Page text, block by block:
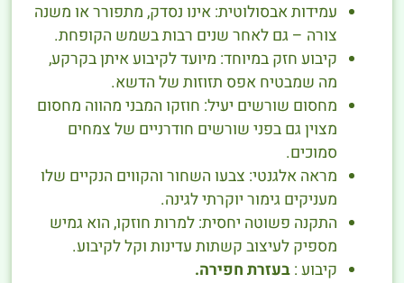
עמידות אבסולוטית: אינו נסדק, מתפורר או משנה
צורה – גם לאחר שנים רבות בשמש הקופחת.
קיבוע חזק במיוחד: מיועד לקיבוע איתן בקרקע,
מה שמבטיח אפס תזוזות של הדשא.
מחסום שורשים יעיל: חוזקו המבני מהווה מחסום
מצוין גם בפני שורשים חודרניים של צמחים
סמוכים.
מראה אלגנטי: צבעו השחור והקווים הנקיים שלו
מעניקים גימור יוקרתי לגינה.
התקנה פשוטה יחסית: למרות חוזקו, הוא גמיש
מספיק לעיצוב קשתות עדינות וקל לקיבוע.
קיבוע :בעזרת חפירה.